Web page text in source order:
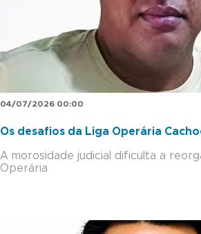
04/07/2026 00:00
Os desafios da Liga Operária
A morosidade judicial dificulta a
Operária